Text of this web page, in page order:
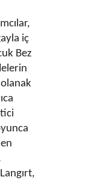
iç
Bez